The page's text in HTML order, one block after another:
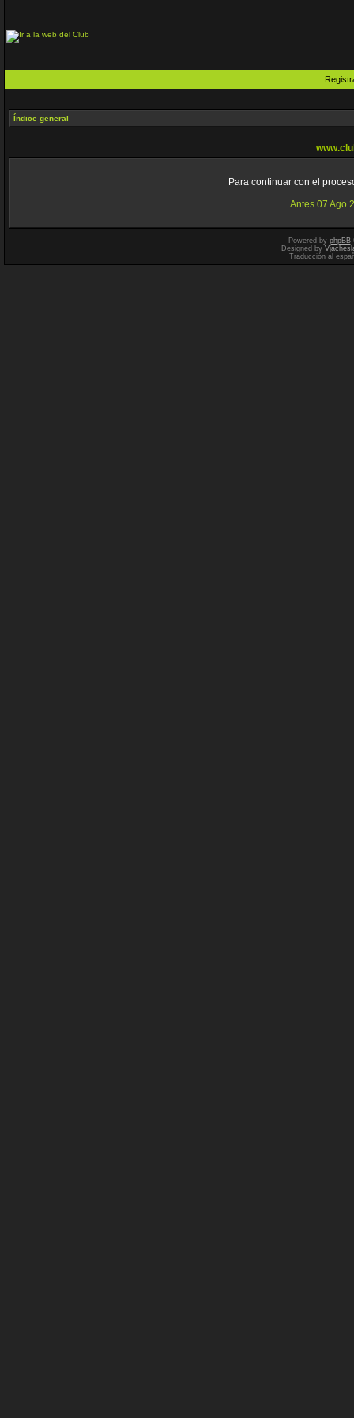
Índice general
Para continuar con el
Antes 07 Ago
Powered by phpBB
Designed by
Traducción al